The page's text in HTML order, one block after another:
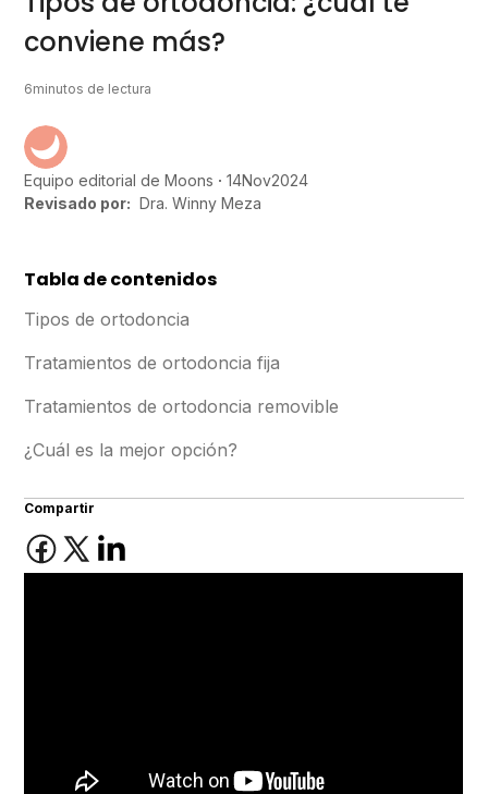
conviene más?
6minutos de lectura
Equipo editorial de Moons 14Nov2024
Revisado por: Dra. Winny Meza
Tabla de contenidos
Tipos de ortodoncia
Tratamientos de ortodoncia fija
Tratamientos de ortodoncia removible
¿Cuál es la mejor opción?
Compartir